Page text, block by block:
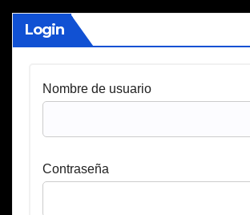
Login
Nombre de usuario
Contraseña